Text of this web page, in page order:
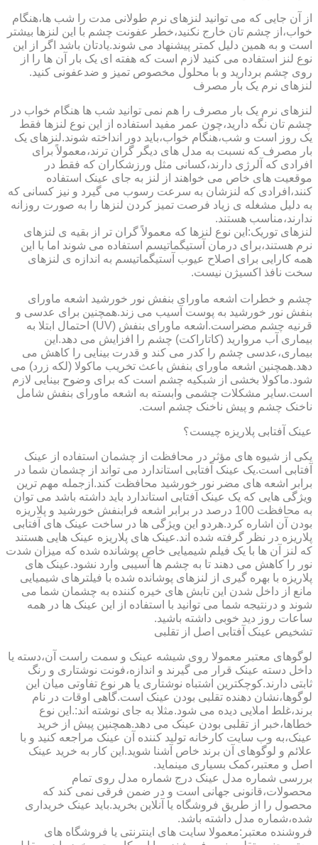
از آن جایی که می توانید لنزهای نرم طولانی مدت را شب ها،هنگام
خواب،از چشم تان خارج نکنید،خطر عفونت چشم با این لنزها بیشتر
است و به همین دلیل کمتر پیشنهاد می شوند.یادتان باشد اگر از این
نوع لنز استفاده می کنید لازم است که هفته ای یک بار آن ها را از
روی چشم بردارید و با محلول مخصوص تمیز و ضدعفونی کنید.
لنزهای نرم یک بار مصرف
لنزهای نرم یک بار مصرف را هم نمی توانید شب ها هنگام خواب در
چشم تان نگه دارید،چون عمر مفید استفاده از این نوع لنزها فقط
یک روز است و شب،هنگام خواب،باید دور انداخته شوند.لنزهای یک
بار مصرف که نسبت به مدل های دیگر گران ترند،معمولاً برای
افرادی که آلرژی دارند،کسانی مثل ورزشکاران که فقط در
موقعیت های خاص می خواهند از لنز به جای عینک استفاده
کنند،افرادی که لنزشان به سرعت رسوب می گیرد و نیز کسانی که
به دلیل مشغله ی زیاد فرصت تمیز کردن لنزها را به صورت روزانه
ندارند،مناسب هستند.
لنزهای توریک:این نوع لنزها که معمولاً گران تر از بقیه ی لنزهای
نرم هستند،برای درمان آستیگماتیسم استفاده می شوند اما با این
همه کارایی برای اصلاح عیوب آستیگماتیسم به اندازه ی لنزهای
سخت نافذ اکسیژن نیست.
چشم و خطرات اشعه ماورای بنفش نور خورشید اشعه ماورای
بنفش نور خورشید به پوست آسیب می زند.همچنین برای عدسی و
قرنیه چشم مضراست.اشعه ماورای بنفش (UV) احتمال ابتلا به
بیماری آب مروارید (کاتاراکت) چشم را افزایش می دهد.این
بیماری،عدسی چشم را کدر می کند و قدرت بینایی را کاهش می
دهد.همچنین اشعه ماورای بنفش باعث تخریب ماکولا (لکه زرد) می
شود.ماکولا بخشی از شبکیه چشم است که برای وضوح بینایی لازم
است.سایر مشکلات چشمی وابسته به اشعه ماورای بنفش شامل
ناخنک چشم و پیش ناخنک چشم است.
عینک آفتابی پلاریزه چیست؟
یکی از شیوه های مؤثر در محافظت از چشمان استفاده از عینک
آفتابی است.یک عینک آفتابی استاندارد می تواند از چشمان شما در
برابر اشعه های مضر نور خورشید محافظت کند.ازجمله مهم ترین
ویژگی هایی که یک عینک آفتابی استاندارد باید داشته باشد می توان
به محافظت 100 درصد در برابر اشعه فرابنفش خورشید و پلاریزه
بودن آن اشاره کرد.هردو این ویژگی ها در ساخت عینک های آفتابی
پلاریزه در نظر گرفته شده اند.عینک های پلاریزه عینک هایی هستند
که لنز آن ها با یک فیلم شیمیایی خاص پوشانده شده که میزان شدت
نور را کاهش می دهند تا به چشم ها آسیبی وارد نشود.عینک های
پلاریزه با بهره گیری از لنزهای پوشانده شده با فیلترهای شیمیایی
مانع از داخل شدن این تابش های خیره کننده به چشمان شما می
شوند و درنتیجه شما می توانید با استفاده از این عینک ها در همه
ساعات روز دید خوبی داشته باشید.
تشخیص عینک آفتابی اصل از تقلبی
لوگوهای معتبر معمولا روی شیشه عینک و سمت راست آن،دسته یا
داخل دسته عینک قرار می گیرند و اندازه،فونت نوشتاری و رنگ
ثابتی دارند.کوچکترین اشتباه نوشتاری یا هر نوع تفاوتی میان این
لوگوها،نشان دهنده تقلبی بودن عینک است.گاهی اوقات در نام
برند،غلط املایی دیده می شود.مثلا به جای نوشته اند:.این نوع
خطاها،خبر از تقلبی بودن عینک می دهد.همچنین پیش از خرید
عینک،به وب سایت کارخانه تولید کننده آن عینک مراجعه کنید و با
علائم و لوگوهای آن برند خاص آشنا شوید.این کار به خرید عینک
اصل و معتبر،کمک بسیاری مینماید.
بررسی شماره مدل عینک درج شماره مدل روی تمام
محصولات،قانونی جهانی است و در ضمن فرقی نمی کند که
محصول را از طریق فروشگاه یا آنلاین بخرید.باید عینک خریداری
شده،شماره مدل داشته باشد.
فروشنده معتبر:معمولا سایت های اینترنتی یا فروشگاه های